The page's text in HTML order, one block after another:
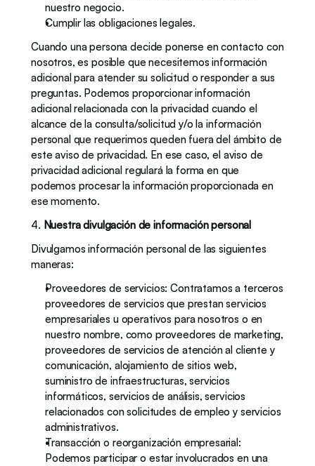
nuestro negocio.
Cumplir las obligaciones legales.
Cuando una persona decide ponerse en contacto con
nosotros, es posible que necesitemos información
adicional para atender su solicitud o responder a sus
preguntas. Podemos proporcionar información
adicional relacionada con la privacidad cuando el
alcance de la consulta/solicitud y/o la información
personal que requerimos queden fuera del ámbito de
este aviso de privacidad. En ese caso, el aviso de
privacidad adicional regulará la forma en que
podemos procesar la información proporcionada en
ese momento.
4. Nuestra divulgación de información personal
Divulgamos información personal de las siguientes
maneras:
Proveedores de servicios: Contratamos a terceros
proveedores de servicios que prestan servicios
empresariales u operativos para nosotros o en
nuestro nombre, como proveedores de marketing,
proveedores de servicios de atención al cliente y
comunicación, alojamiento de sitios web,
suministro de infraestructuras, servicios
informáticos, servicios de análisis, servicios
relacionados con solicitudes de empleo y servicios
administrativos.
Transacción o reorganización empresarial:
Podemos participar o estar involucrados en una